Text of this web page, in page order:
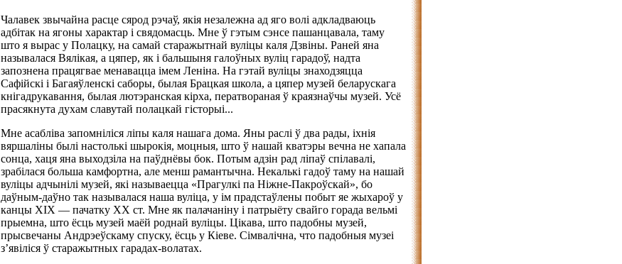
Чалавек звычайна расце сярод рэчаў, якія незалежна ад яго волі адкладваюць
адбітак на ягоны характар і свядомасць. Мне ў гэтым сэнсе пашанцавала, таму
што я вырас у Полацку, на самай старажытнай вуліцы каля Дзвіны. Раней яна
называлася Вялікая, а цяпер, як і бальшыня галоўных вуліц гарадоў, надта
запознена працягвае менавацца імем Леніна. На гэтай вуліцы знаходзяцца
Сафійскі і Багаяўленскі саборы, былая Брацкая школа, а цяпер музей беларускага
кнігадрукавання, былая лютэранская кірха, ператвораная ў краязнаўчы музей. Усё
прасякнута духам славутай полацкай гісторыі...
Мне асабліва запомніліся ліпы каля нашага дома. Яны раслі ў два рады, іхнія
вяршаліны былі настолькі шырокія, моцныя, што ў нашай кватэры вечна не хапала
сонца, хаця яна выходзіла на паўднёвы бок. Потым адзін рад ліпаў спілавалі,
зрабілася больша камфортна, але менш рамантычна. Некалькі гадоў таму на нашай
вуліцы адчынілі музей, які называецца «Прагулкі па Ніжне-Пакроўскай», бо
даўным-даўно так называлася наша вуліца, у ім прадстаўлены побыт яе жыхароў у
канцы ХІХ — пачатку ХХ ст. Мне як палачаніну і патрыёту свайго горада вельмі
прыемна, што ёсць музей маёй роднай вуліцы. Цікава, што падобны музей,
прысвечаны Андрэеўскаму спуску, ёсць у Кіеве. Сімвалічна, что падобныя музеі
з’явіліся ў старажытных гарадах-волатах.